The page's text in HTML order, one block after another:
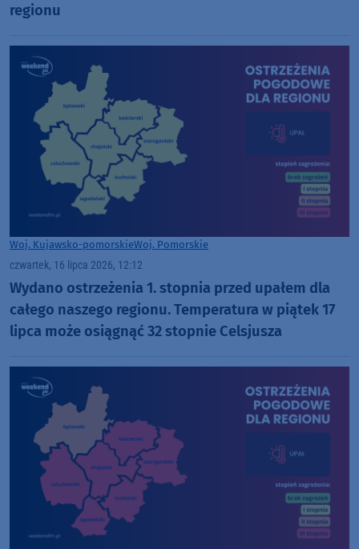
regionu
Woj. Kujawsko-pomorskieWoj. Pomorskie
czwartek, 16 lipca 2026, 12:12
Wydano ostrzeżenia 1. stopnia przed upałem dla
całego naszego regionu. Temperatura w piątek 17
lipca może osiągnąć 32 stopnie Celsjusza